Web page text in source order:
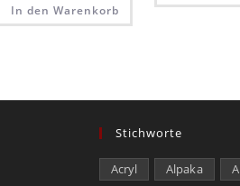
In den Warenkorb
Stichworte
Acryl Alpaka